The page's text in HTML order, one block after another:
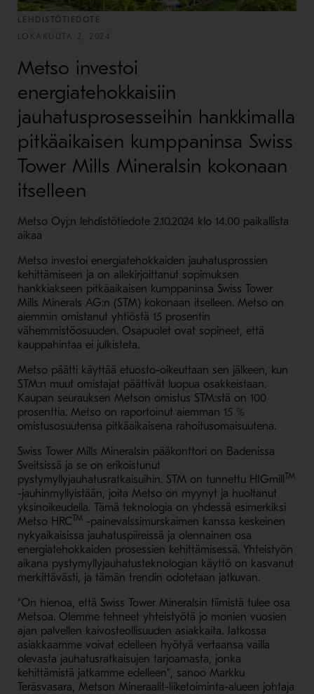
LEHDISTÖTIEDOTE
LOKAKUUTA 2, 2024
Metso investoi
energiatehokkaisiin
jauhatusprosesseihin hankkimalla
pitkäaikaisen kumppaninsa Swiss
Tower Mills Mineralsin kokonaan
itselleen
Metso Oyj:n lehdistötiedote 2.10.2024 klo 14.00 paikallista
aikaa
Metso investoi energiatehokkaiden jauhatusprossien
kehittämiseen ja on allekirjoittanut sopimuksen
hankkiakseen pitkäaikaisen kumppaninsa Swiss Tower
Mills Minerals AG:n (STM) kokonaan itselleen. Metso on
aiemmin omistanut yhtiöstä 15 prosentin
vähemmistöosuuden. Osapuolet ovat sopineet, että
kauppahintaa ei julkisteta.
Metso päätti käyttää etuosto-oikeuttaan sen jälkeen, kun
STM:n muut omistajat päättivät luopua osakkeistaan.
Kaupan seurauksen Metson omistus STM:stä on 100
prosenttia. Metso on raportoinut aiemman 15 %
omistusosuutensa pitkäaikaisena rahoitusomaisuutena.
Swiss Tower Mills Mineralsin pääkonttori on Badenissa
Sveitsissä ja se on erikoistunut
pystymyllyjauhatusratkaisuihin. STM on tunnettu HIGmill TM
-jauhinmyllyistään, joita Metso on myynyt ja huoltanut
yksinoikeudella. Tämä teknologia on yhdessä esimerkiksi
Metso HRCTM-painevalssimurskaimen kanssa keskeinen
nykyaikaisissa jauhatuspiireissä ja olennainen osa
energiatehokkaiden prosessien kehittämisessä. Yhteistyön
aikana pystymyllyjauhatusteknologian käyttö on kasvanut
merkittävästi, ja tämän trendin odotetaan jatkuvan.
“On hienoa, että Swiss Tower Mineralsin tiimistä tulee osa
Metsoa. Olemme tehneet yhteistyötä jo monien vuosien
ajan palvellen kaivosteollisuuden asiakkaita. Jatkossa
asiakkaamme voivat edelleen hyötyä vertaansa vailla
olevasta jauhatusratkaisujen tarjoamasta, jonka
kehittämistä jatkamme edelleen”, sanoo Markku
Teräsvasara, Metson Mineraalit-liiketoiminta-alueen johtaja